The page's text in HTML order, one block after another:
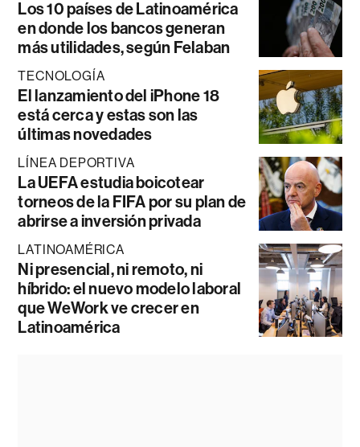
Los 10 países de Latinoamérica
en donde los bancos generan
más utilidades, según Felaban
TECNOLOGÍA
El lanzamiento del iPhone 18
está cerca y estas son las
últimas novedades
LÍNEA DEPORTIVA
La UEFA estudia boicotear
torneos de la FIFA por su plan de
abrirse a inversión privada
LATINOAMÉRICA
Ni presencial, ni remoto, ni
híbrido: el nuevo modelo laboral
que WeWork ve crecer en
Latinoamérica